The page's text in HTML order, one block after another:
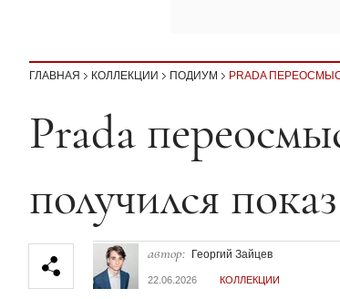
ГЛАВНАЯ КОЛЛЕКЦИИ ПОДИУМ PRADA
Секция статей
Prada
получился
автор: Георгий Зайцев
22.06.2026 КОЛЛЕКЦИИ